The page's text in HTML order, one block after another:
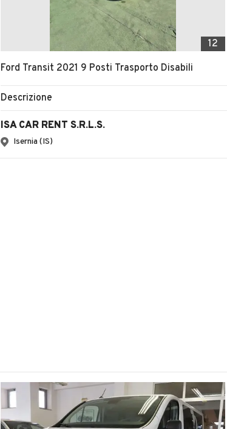
12
Ford Transit 2021 9 Posti Trasporto Disabili
Descrizione
ISA CAR RENT S.R.L.S.
Isernia (IS)